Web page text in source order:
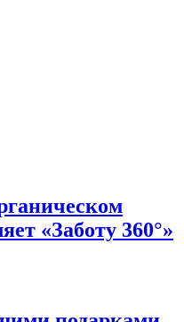
«Заботу 360°»